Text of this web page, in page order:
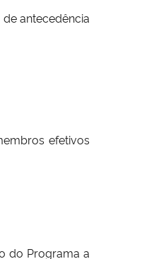
antecedência
efetivos
do Programa a